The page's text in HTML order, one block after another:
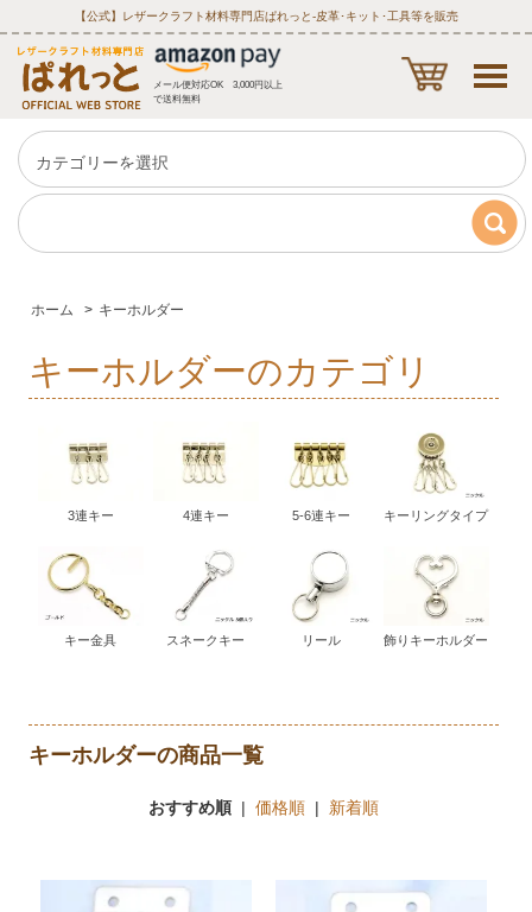
【公式】レザークラフト材料専門店ぱれっと‐皮革･キット･工具等を販売
メール便対応OK 3,000円以上
で送料無料
ホーム > キーホルダー
キーホルダーのカテゴリ
3連キー 4連キー 5-6連キー キーリングタイプ
キー金具 スネークキー リール 飾りキーホルダー
キーホルダーの商品一覧
おすすめ順| 価格順| 新着順